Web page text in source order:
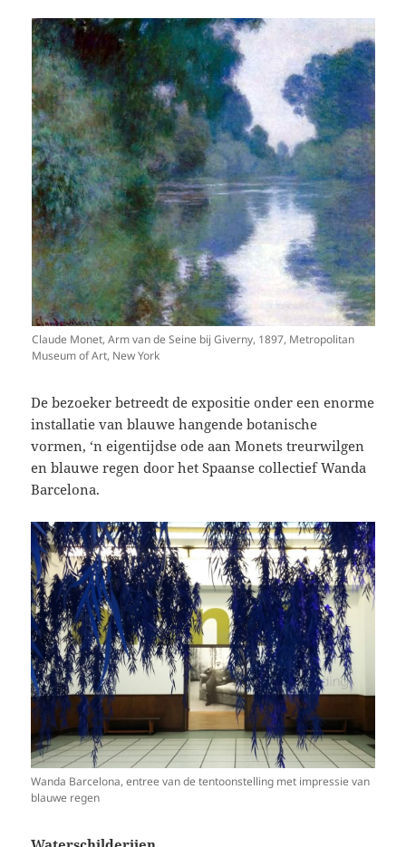
Claude Monet, Arm van de Seine bij Giverny, 1897, Metropolitan
Museum of Art, New York
De bezoeker betreedt de expositie onder een enorme
installatie van blauwe hangende botanische
vormen, ‘n eigentijdse ode aan Monets treurwilgen
en blauwe regen door het Spaanse collectief Wanda
Barcelona.
Wanda Barcelona, entree van de tentoonstelling met impressie van
blauwe regen